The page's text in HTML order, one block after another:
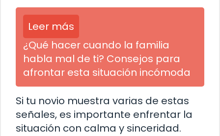
Leer más
¿Qué hacer cuando la familia
habla mal de ti? Consejos para
afrontar esta situación incómoda
Si tu novio muestra varias de estas
señales, es importante enfrentar la
situación con calma y sinceridad.